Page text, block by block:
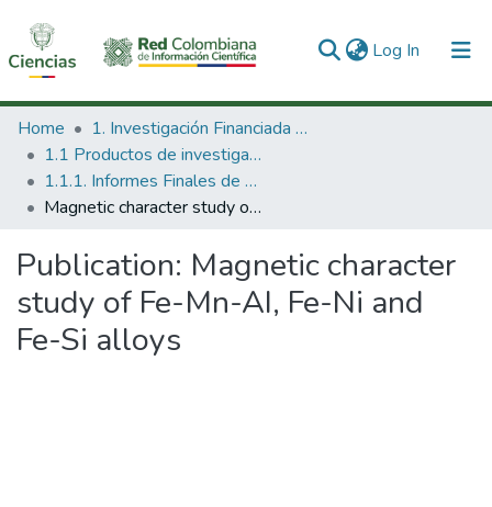
Log In (current)
Communities & Collections
All of DSpace
Statistics
Home
1. Investigación Financiada con Recursos Públicos
1.1 Productos de investigación
1.1.1. Informes Finales de Proyectos de Investigación
Magnetic character study of Fe-Mn-AI, Fe-Ni and Fe-Si alloys
Publication: Magnetic character
study of Fe-Mn-AI, Fe-Ni and
Fe-Si alloys